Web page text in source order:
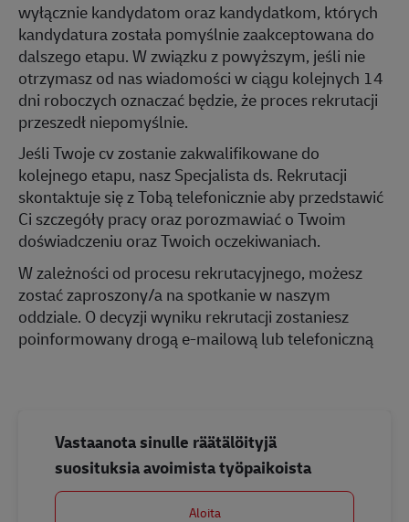
wyłącznie kandydatom oraz kandydatkom, których
kandydatura została pomyślnie zaakceptowana do
dalszego etapu. W związku z powyższym, jeśli nie
otrzymasz od nas wiadomości w ciągu kolejnych 14
dni roboczych oznaczać będzie, że proces rekrutacji
przeszedł niepomyślnie.
Jeśli Twoje cv zostanie zakwalifikowane do
kolejnego etapu, nasz Specjalista ds. Rekrutacji
skontaktuje się z Tobątelefonicznieaby przedstawić
Ci szczegóły pracy oraz porozmawiać o Twoim
doświadczeniu oraz Twoich oczekiwaniach.
W zależności od procesu rekrutacyjnego, możesz
zostać zaproszony/a na spotkanie w naszym
oddziale. O decyzji wyniku rekrutacji zostaniesz
poinformowany drogą e-mailową lub telefoniczną
Vastaanota sinulle räätälöityjä
suosituksia avoimista työpaikoista
Aloita